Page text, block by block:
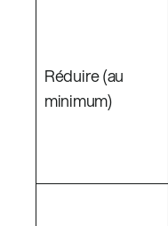
Réduire (au
minimum)